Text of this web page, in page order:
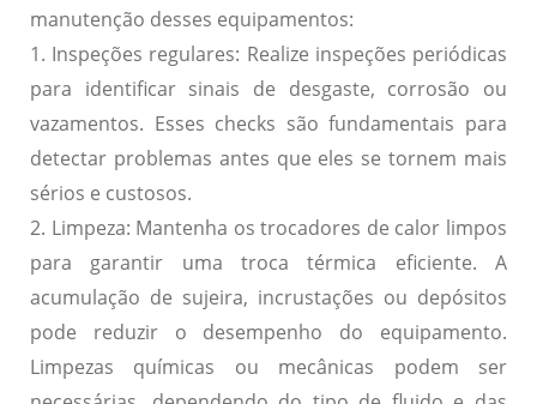
manutenção desses equipamentos:
1. Inspeções regulares: Realize inspeções periódicas
para identificar sinais de desgaste, corrosão ou
vazamentos. Esses checks são fundamentais para
detectar problemas antes que eles se tornem mais
sérios e custosos.
2. Limpeza: Mantenha os trocadores de calor limpos
para garantir uma troca térmica eficiente. A
acumulação de sujeira, incrustações ou depósitos
pode reduzir o desempenho do equipamento.
Limpezas químicas ou mecânicas podem ser